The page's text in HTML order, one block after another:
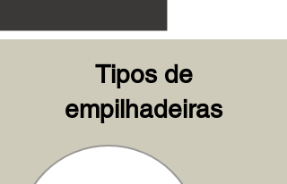
Tipos de
empilhadeiras